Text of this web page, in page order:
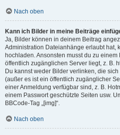
Nach oben
Kann ich Bilder in meine Beiträge
Ja, Bilder können in deinem Beitrag
Administration Dateianhänge erlaubt hat,
hochladen. Ansonsten musst du zu
öffentlich zugänglichen Server liegt, z. B.
Du kannst weder Bilder verlinken, die
(außer es ist ein öffentlich zugänglicher
einer Anmeldung verfügbar sind, z. B.
einem Passwort geschützte Seiten usw.
BBCode-Tag „[img]“.
Nach oben